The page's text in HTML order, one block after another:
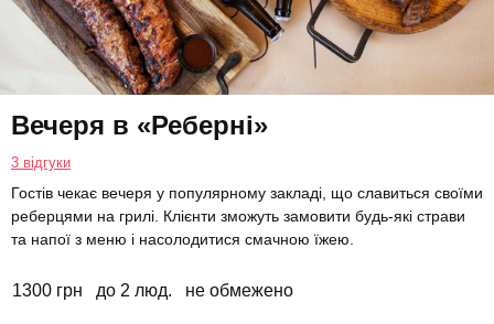
Вечеря в «Реберні»
3 відгуки
Гостів чекає вечеря у популярному закладі, що славиться своїми
реберцями на грилі. Клієнти зможуть замовити будь-які страви
та напої з меню і насолодитися смачною їжею.
1300 грн до 2 люд. не обмежено